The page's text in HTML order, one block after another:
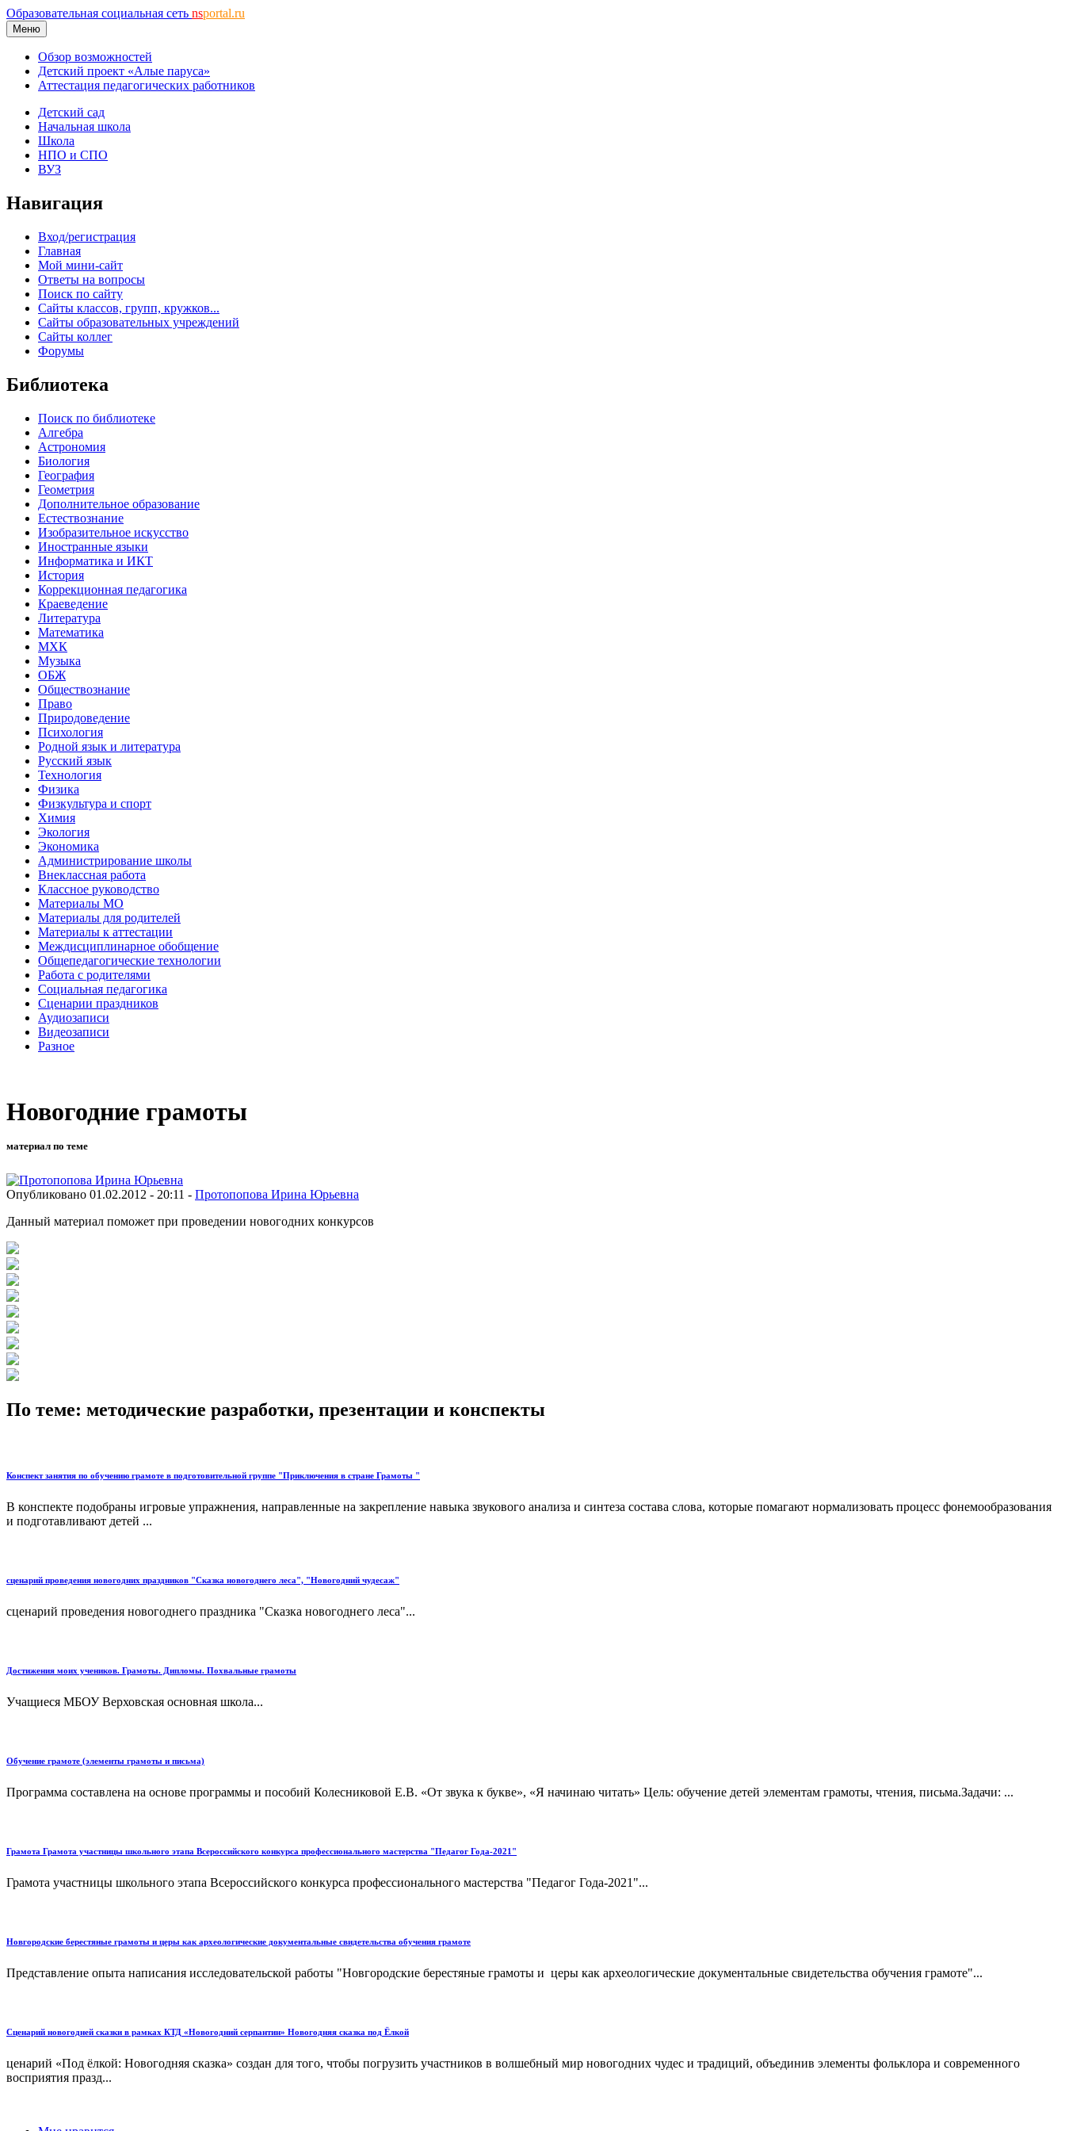
Образовательная социальная сеть nsportal.ru
Меню
Обзор возможностей
Детский проект «Алые паруса»
Аттестация педагогических работников
Детский сад
Начальная школа
Школа
НПО и СПО
ВУЗ
Навигация
Вход/регистрация
Главная
Мой мини-сайт
Ответы на вопросы
Поиск по сайту
Сайты классов, групп, кружков...
Сайты образовательных учреждений
Сайты коллег
Форумы
Библиотека
Поиск по библиотеке
Алгебра
Астрономия
Биология
География
Геометрия
Дополнительное образование
Естествознание
Изобразительное искусство
Иностранные языки
Информатика и ИКТ
История
Коррекционная педагогика
Краеведение
Литература
Математика
МХК
Музыка
ОБЖ
Обществознание
Право
Природоведение
Психология
Родной язык и литература
Русский язык
Технология
Физика
Физкультура и спорт
Химия
Экология
Экономика
Администрирование школы
Внеклассная работа
Классное руководство
Материалы МО
Материалы для родителей
Материалы к аттестации
Междисциплинарное обобщение
Общепедагогические технологии
Работа с родителями
Социальная педагогика
Сценарии праздников
Аудиозаписи
Видеозаписи
Разное
Новогодние грамоты
материал по теме
Опубликовано 01.02.2012 - 20:11 - Протопопова Ирина Юрьевна
Данный материал поможет при проведении новогодних конкурсов
По теме: методические разработки, презентации и конспекты
Конспект занятия по обучению грамоте в подготовительной группе "Приключения в стране Грамоты "
В конспекте подобраны игровые упражнения, направленные на закрепление навыка звукового анализа и синтеза состава слова, которые помагают нормализовать процесс фонемообразования
и подготавливают детей ...
сценарий проведения новогодних праздников "Сказка новогоднего леса", "Новогодний чудесаж"
сценарий проведения новогоднего праздника "Сказка новогоднего леса"...
Достижения моих учеников. Грамоты. Дипломы. Похвальные грамоты
Учащиеся МБОУ Верховская основная школа...
Обучение грамоте (элементы грамоты и письма)
Программа составлена на основе программы и пособий Колесниковой Е.В. «От звука к букве», «Я начинаю читать» Цель: обучение детей элементам грамоты, чтения, письма.Задачи: ...
Грамота Грамота участницы школьного этапа Всероссийского конкурса профессионального мастерства "Педагог Года-2021"
Грамота участницы школьного этапа Всероссийского конкурса профессионального мастерства "Педагог Года-2021"...
Новгородские берестяные грамоты и церы как археологические документальные свидетельства обучения грамоте
Представление опыта написания исследовательской работы "Новгородские берестяные грамоты и церы как археологические документальные свидетельства обучения грамоте"...
Сценарий новогодней сказки в рамках КТД «Новогодний серпантин» Новогодняя сказка под Ёлкой
ценарий «Под ёлкой: Новогодняя сказка» создан для того, чтобы погрузить участников в волшебный мир новогодних чудес и традиций, объединив элементы фольклора и современного
восприятия празд...